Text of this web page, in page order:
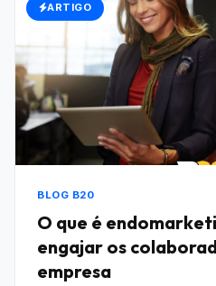
ARTIGO
BLOG B20
O que é
engajar os
empresa